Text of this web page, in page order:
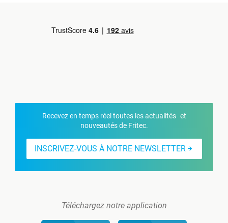
Recevez en temps réel toutes les actualités et
nouveautés de Fritec.
INSCRIVEZ-VOUS À NOTRE NEWSLETTER
Téléchargez notre application